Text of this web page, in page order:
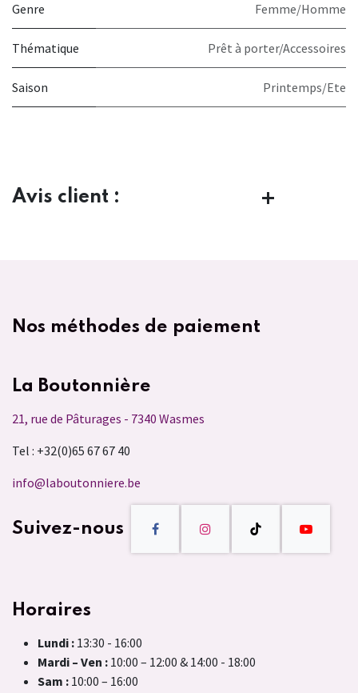
Genre Femme/Homme
Thématique Prêt à porter/Accessoires
Saison Printemps/Ete
Avis client :
Nos méthodes de paiement
La Boutonnière
21, rue de Pâturages - 7340 Wasmes
Tel : +32(0)65 67 67 40
info@laboutonniere.be
Suivez-nous
Horaires
Lundi : 13:30 - 16:00
Mardi – Ven : 10:00 – 12:00 & 14:00 - 18:00
Sam : 10:00 – 16:00